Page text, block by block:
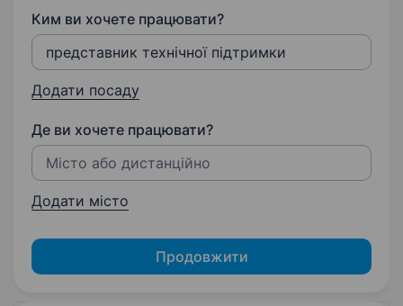
Ким ви хочете працювати?
Додати посаду
Де ви хочете працювати?
Додати місто
Продовжити